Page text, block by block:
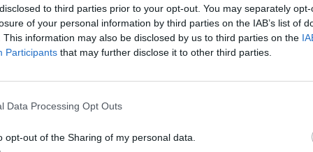
to third parties prior to your opt-out. You may separately
of your personal information by third parties on the IAB’s list of
This information may also be disclosed by us to third parties on the
Participants that may further disclose it to other third parties.
Data Processing Opt Outs
opt-out of the Sharing of my personal data.
Del artikel